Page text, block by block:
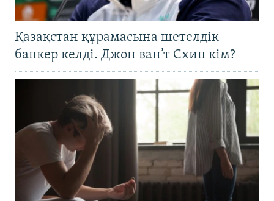
Қазақстан құрамасына шетелдік
бапкер келді. Джон ван’т Схип кім?